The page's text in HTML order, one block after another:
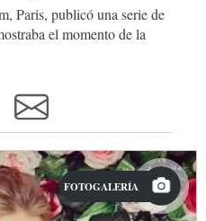
Paris, publicó una serie de
el momento de la
FOTOGALERÍA